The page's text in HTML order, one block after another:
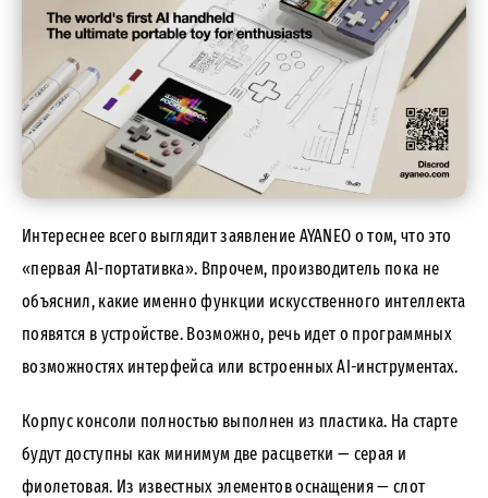
Интереснее всего выглядит заявление AYANEO о том, что это
«первая AI-портативка». Впрочем, производитель пока не
объяснил, какие именно функции искусственного интеллекта
появятся в устройстве. Возможно, речь идет о программных
возможностях интерфейса или встроенных AI-инструментах.
Корпус консоли полностью выполнен из пластика. На старте
будут доступны как минимум две расцветки — серая и
фиолетовая. Из известных элементов оснащения — слот